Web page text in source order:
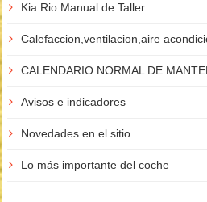
Kia Rio Manual de Taller
Calefaccion,ventilacion,aire
CALENDARIO NORMAL DE
Avisos e indicadores
Novedades en el sitio
Lo más importante del coche